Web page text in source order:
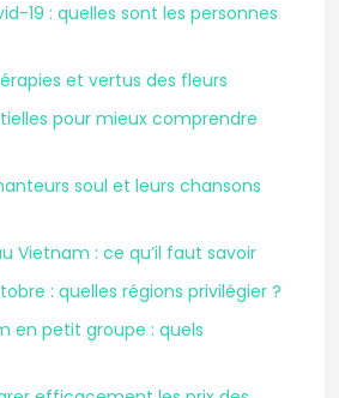
19 : quelles sont les personnes
et vertus des fleurs
pour mieux comprendre
soul et leurs chansons
Vietnam : ce qu’il faut savoir
: quelles régions privilégier ?
en petit groupe : quels